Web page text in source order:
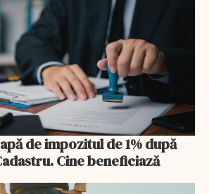
de impozitul de 1% după
Cine beneficiază